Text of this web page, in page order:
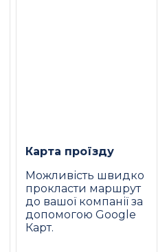
Карта проїзду
Можливість швидко
прокласти маршрут
до вашої компанії за
допомогою Google
Карт.